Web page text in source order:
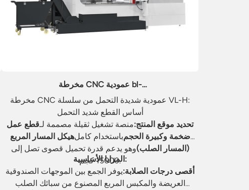
مخرطة CNC عمودية bl-
vl1200h/1200mh/1600h/1600mh مخرطة CNC عمودية شديدة التحمل من سلسلة VL-H:
أساس القطع شديد التحمل
تحديد موقع المنتج:منصة تشغيل ثقيلة مصممة لـقطع عمل
ضخمة وكبيرة الحجمباستخدام كاملهيكل المسار المربع
(المسار الصلب)وهو يدعم قدرة تحميل قصوى تصل إلى
15000 كجم. المزايا الأساسية:
أقصى درجات الصلابة:يوفر الجمع بين الموجهات الصندوقية
العريضة والمكبس المربع المصنوع من سبائك الصلب